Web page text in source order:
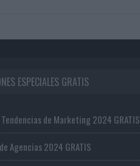
ESPECIALES GRATIS
de Marketing 2024 GRATIS
Agencias 2024 GRATIS